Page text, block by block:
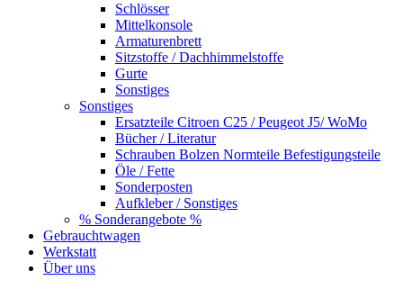
Schlösser
Mittelkonsole
Armaturenbrett
Sitzstoffe / Dachhimmelstoffe
Gurte
Sonstiges
Sonstiges
Ersatzteile Citroen C25 / Peugeot J5/ WoMo
Bücher / Literatur
Schrauben Bolzen Normteile Befestigungsteile
Öle / Fette
Sonderposten
Aufkleber / Sonstiges
% Sonderangebote %
Gebrauchtwagen
Werkstatt
Über uns